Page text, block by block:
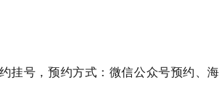
挂号，预约方式：微信公众号预约、